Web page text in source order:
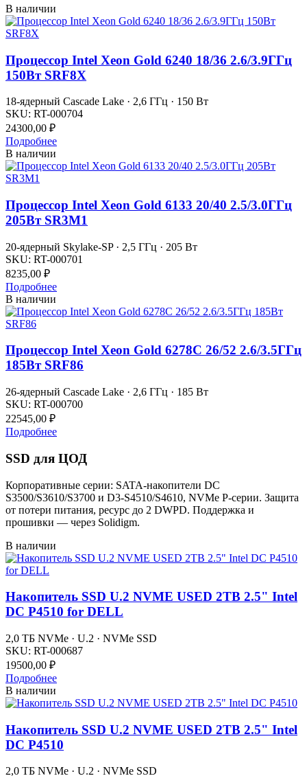
В наличии
Процессор Intel Xeon Gold 6240 18/36 2.6/3.9ГГц
150Вт SRF8X
18-ядерный Cascade Lake · 2,6 ГГц · 150 Вт
SKU: RT-000704
24300,00 ₽
Подробнее
В наличии
Процессор Intel Xeon Gold 6133 20/40 2.5/3.0ГГц
205Вт SR3M1
20-ядерный Skylake-SP · 2,5 ГГц · 205 Вт
SKU: RT-000701
8235,00 ₽
Подробнее
В наличии
Процессор Intel Xeon Gold 6278С 26/52 2.6/3.5ГГц
185Вт SRF86
26-ядерный Cascade Lake · 2,6 ГГц · 185 Вт
SKU: RT-000700
22545,00 ₽
Подробнее
SSD для ЦОД
Корпоративные серии: SATA-накопители DC
S3500/S3610/S3700 и D3-S4510/S4610, NVMe P-серии. Защита
от потери питания, ресурс до 2 DWPD. Поддержка и
прошивки — через Solidigm.
В наличии
Накопитель SSD U.2 NVME USED 2TB 2.5" Intel
DC P4510 for DELL
2,0 ТБ NVMe · U.2 · NVMe SSD
SKU: RT-000687
19500,00 ₽
Подробнее
В наличии
Накопитель SSD U.2 NVME USED 2TB 2.5" Intel
DC P4510
2,0 ТБ NVMe · U.2 · NVMe SSD